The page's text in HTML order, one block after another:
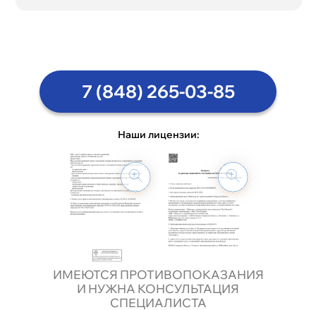
Наши лицензии:
ИМЕЮТСЯ ПРОТИВОПОКАЗАНИЯ
И НУЖНА КОНСУЛЬТАЦИЯ
СПЕЦИАЛИСТА
7 (848) 265-03-85